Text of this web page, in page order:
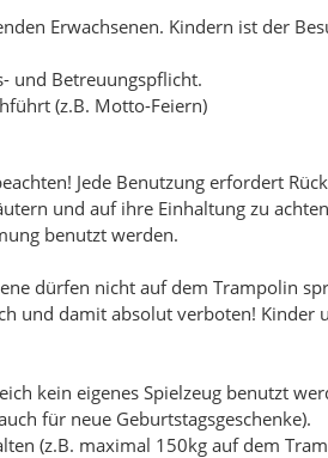
Erwachsenen. Kindern ist der
und Betreuungspflicht.
(z.B. Motto-Feiern)
Jede Benutzung erfordert
und auf ihre Einhaltung zu
benutzt werden.
dürfen nicht auf dem Trampolin
und damit absolut verboten! Kinder
kein eigenes Spielzeug benutzt
für neue Geburtstagsgeschenke).
(z.B. maximal 150kg auf dem